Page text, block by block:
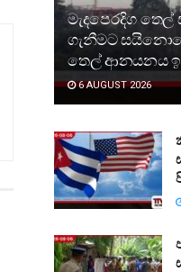
මැදපෙරදිග තෙල්
ගැනීමට
තෙල් ආනයනය
6 AUGUST 2026